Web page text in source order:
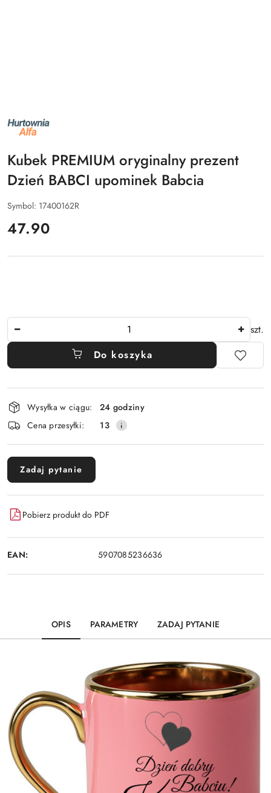
NAZWA
PRODUCENTA:
ALFA
Kubek PREMIUM oryginalny prezent
Dzień BABCI upominek Babcia
Symbol: 17400162R
cena:
47.90
szt.
Do koszyka
Dostępność
i
dostawa
Wysyłka w ciągu:
24 godziny
Cena przesyłki:
13
Zadaj pytanie
Pobierz produkt do PDF
EAN: 5907085236636
OPIS PARAMETRY ZADAJ PYTANIE